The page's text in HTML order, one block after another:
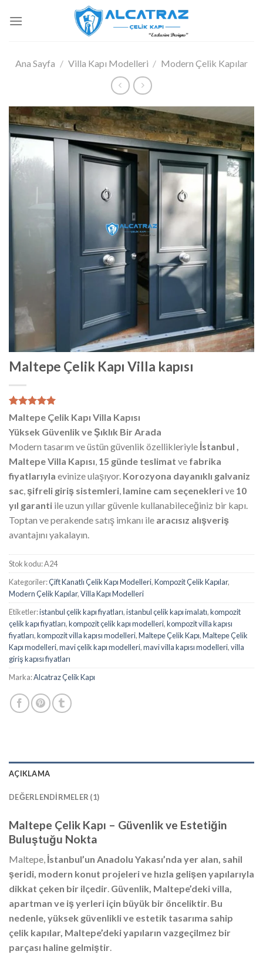
atla
Ana Sayfa / Villa Kapı Modelleri / Modern Çelik Kapılar
Maltepe Çelik Kapı Villa kapısı
1
müşteri
puanına
dayanarak
5 üzerinden
5.00puan
aldı
Maltepe Çelik Kapı Villa Kapısı
Yüksek Güvenlik ve Şıklık Bir Arada
Modern tasarım ve üstün güvenlik özellikleriyle İstanbul ,
Maltepe Villa Kapısı, 15 günde teslimat ve fabrika
fiyatlarıyla evinize ulaşıyor. Korozyona dayanıklı galvaniz
sac,şifreli giriş sistemleri, lamine cam seçeneklerive 10
yıl garanti ile uzun yıllar güvenle kullanabileceğiniz bir kapı.
Toptan ve perakende satış imkanı ile aracısız alışveriş
avantajını yakalayın.
Stok kodu:A24
Kategoriler:Çift Kanatlı Çelik Kapı Modelleri,Kompozit Çelik Kapılar,
Modern Çelik Kapılar,Villa Kapı Modelleri
Etiketler:istanbul çelik kapı fiyatları,istanbul çelik kapı imalatı,kompozit
çelik kapı fiyatları,kompozit çelik kapı modelleri,kompozit villa kapısı
fiyatları,kompozit villa kapısı modelleri,Maltepe Çelik Kapı,Maltepe Çelik
Kapı modelleri,mavi çelik kapı modelleri,mavi villa kapısı modelleri,villa
giriş kapısı fiyatları
Marka:Alcatraz Çelik Kapı
AÇIKLAMA
DEĞERLENDIRMELER (1)
Maltepe Çelik Kapı – Güvenlik ve Estetiğin
Buluştuğu Nokta
Maltepe, İstanbul’un Anadolu Yakası’nda yer alan, sahil
şeridi, modern konut projeleri ve hızla gelişen yapılarıyla
dikkat çeken bir ilçedir. Güvenlik, Maltepe’deki villa,
apartman ve iş yerleri için büyük bir önceliktir. Bu
nedenle, yüksek güvenlikli ve estetik tasarıma sahip
çelik kapılar, Maltepe’deki yapıların vazgeçilmez bir
parçası haline gelmiştir.